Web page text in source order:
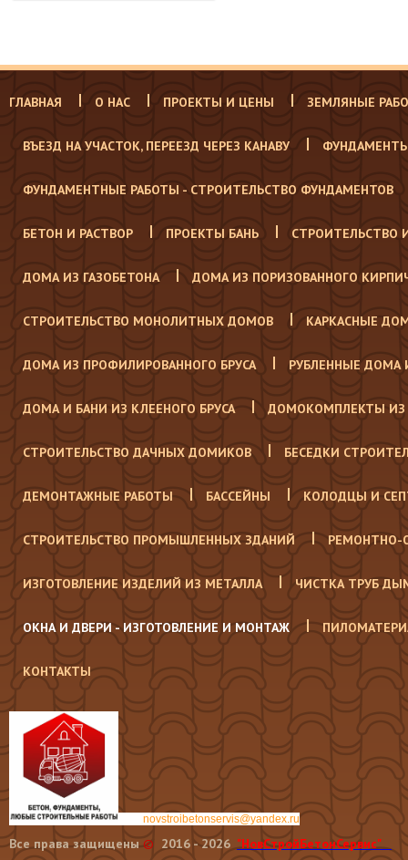
ГЛАВНАЯ О НАС ПРОЕКТЫ И ЦЕНЫ ЗЕМЛЯНЫЕ
ВЪЕЗД НА УЧАСТОК, ПЕРЕЕЗД ЧЕРЕЗ КАНАВУ
ФУНДАМЕНТНЫЕ РАБОТЫ - СТРОИТЕЛЬСТВО ФУНДАМЕНТОВ
БЕТОН И РАСТВОР ПРОЕКТЫ БАНЬ СТРОИТЕЛЬСТВО
ДОМА ИЗ ГАЗОБЕТОНА ДОМА ИЗ ПОРИЗОВАННОГО
СТРОИТЕЛЬСТВО МОНОЛИТНЫХ ДОМОВ КАРКАСНЫЕ
ДОМА ИЗ ПРОФИЛИРОВАННОГО БРУСА РУБЛЕННЫЕ ДОМА
ДОМА И БАНИ ИЗ КЛЕЕНОГО БРУСА ДОМОКОМПЛЕКТЫ ИЗ
СТРОИТЕЛЬСТВО ДАЧНЫХ ДОМИКОВ БЕСЕДКИ
ДЕМОНТАЖНЫЕ РАБОТЫ БАССЕЙНЫ КОЛОДЦЫ И
СТРОИТЕЛЬСТВО ПРОМЫШЛЕННЫХ ЗДАНИЙ РЕМОНТНО-
ИЗГОТОВЛЕНИЕ ИЗДЕЛИЙ ИЗ МЕТАЛЛА ЧИСТКА ТРУБ
ОКНА И ДВЕРИ - ИЗГОТОВЛЕНИЕ И МОНТАЖ
КОНТАКТЫ
novstroibetonservis@yandex.ru
Все права защищены© 2016 - 2026"НовCтройБетонСервис"